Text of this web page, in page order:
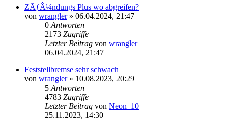
ZÃƒÂ¼ndungs Plus wo abgreifen?
von wrangler» 06.04.2024, 21:47
0 Antworten
2173 Zugriffe
Letzter Beitrag von wrangler
06.04.2024, 21:47
Feststellbremse sehr schwach
von wrangler» 10.08.2023, 20:29
5 Antworten
4783 Zugriffe
Letzter Beitrag von Neon_10
25.11.2023, 14:30